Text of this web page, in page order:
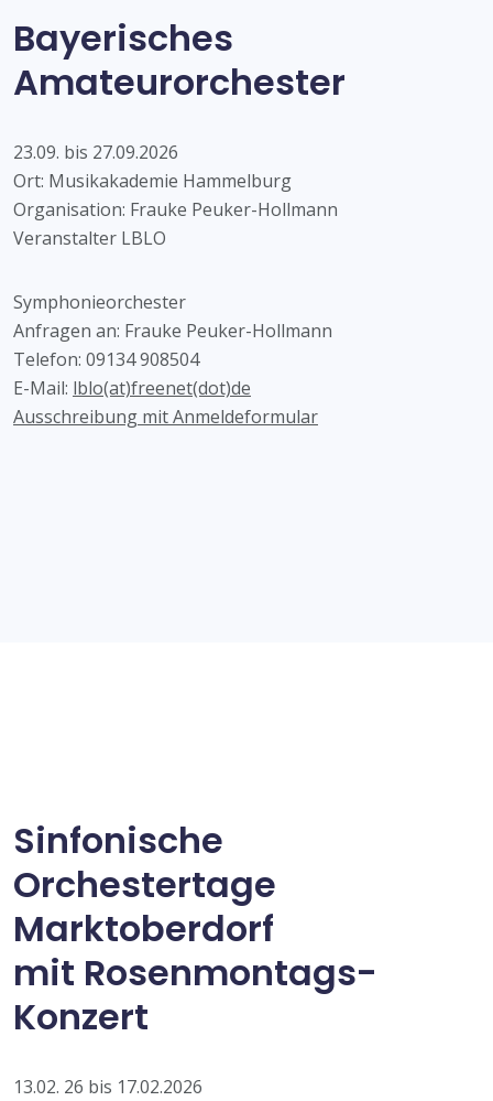
Bayerisches
Amateurorchester
23.09. bis 27.09.2026
Ort: Musikakademie Hammelburg
Organisation: Frauke Peuker-Hollmann
Veranstalter LBLO
Symphonieorchester
Anfragen an: Frauke Peuker-Hollmann
Telefon: 09134 908504
E-Mail: lblo(at)freenet(dot)de
Ausschreibung mit Anmeldeformular
Sinfonische
Orchestertage
Marktoberdorf
mit Rosenmontags-
Konzert
13.02. 26 bis 17.02.2026